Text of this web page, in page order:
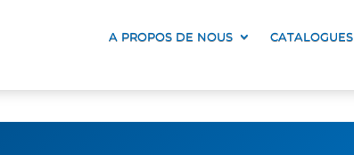
A PROPOS DE NOUS CATALOGUES